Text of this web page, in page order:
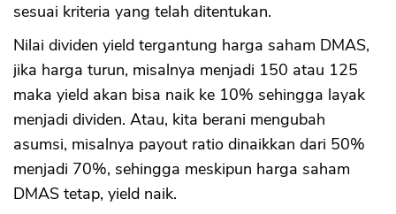
sesuai kriteria yang telah ditentukan.
Nilai dividen yield tergantung harga saham DMAS,
jika harga turun, misalnya menjadi 150 atau 125
maka yield akan bisa naik ke 10% sehingga layak
menjadi dividen. Atau, kita berani mengubah
asumsi, misalnya payout ratio dinaikkan dari 50%
menjadi 70%, sehingga meskipun harga saham
DMAS tetap, yield naik.